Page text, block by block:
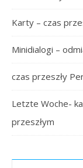
Karty – czas
Minidialogi –
czas przeszły
Letzte Woche-
przeszłym